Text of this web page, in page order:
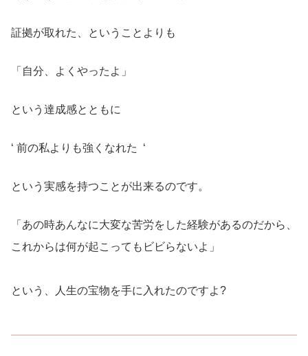
証拠が取れた、ということよりも
「自分、よくやったよ」
という達成感とともに
‘ 前の私よりも強くなれた ‘
という実感を持つことが出来るのです。
「あの時あんなに大変な苦労をした経験があるのだから、
これからは何が起こってもビビらないよ」
という、人生の宝物を手に入れたのですよ?